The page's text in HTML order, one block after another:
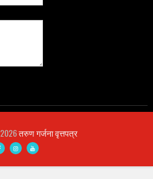
2026तरुण गर्जना वृत्तपत्र